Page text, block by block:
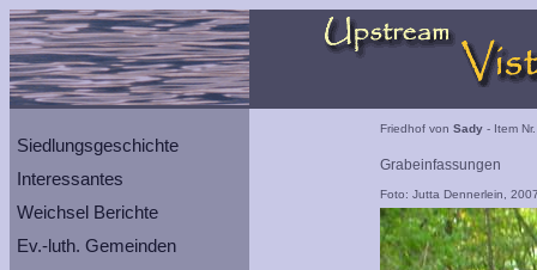
Siedlungsgeschichte
Interessantes
Weichsel Berichte
Ev.-luth. Gemeinden
Friedhof von Sady - Item
Grabeinfassungen
Foto: Jutta Dennerlein,